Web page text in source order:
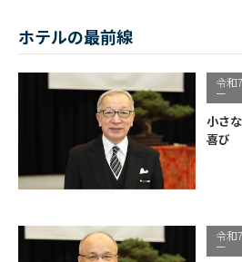
ホテルの最前線
令和
ー
小さ
喜び
令和
ー